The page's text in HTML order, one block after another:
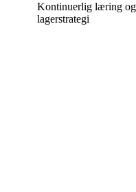
Kontinuerlig læring
lagerstrategi